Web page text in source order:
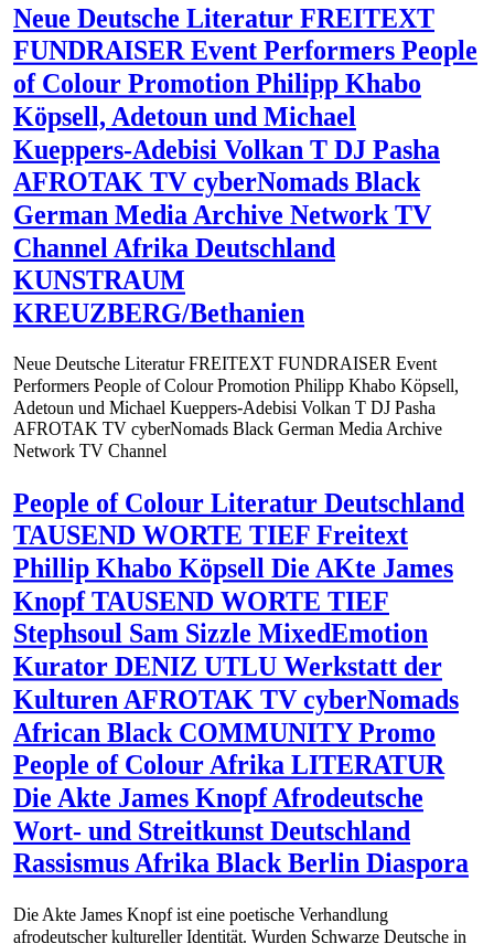
Neue Deutsche Literatur FREITEXT
FUNDRAISER Event Performers People
of Colour Promotion Philipp Khabo
Köpsell, Adetoun und Michael
Kueppers-Adebisi Volkan T DJ Pasha
AFROTAK TV cyberNomads Black
German Media Archive Network TV
Channel Afrika Deutschland
KUNSTRAUM
KREUZBERG/Bethanien
Neue Deutsche Literatur FREITEXT FUNDRAISER Event
Performers People of Colour Promotion Philipp Khabo Köpsell,
Adetoun und Michael Kueppers-Adebisi Volkan T DJ Pasha
AFROTAK TV cyberNomads Black German Media Archive
Network TV Channel
People of Colour Literatur Deutschland
TAUSEND WORTE TIEF Freitext
Phillip Khabo Köpsell Die AKte James
Knopf TAUSEND WORTE TIEF
Stephsoul Sam Sizzle MixedEmotion
Kurator DENIZ UTLU Werkstatt der
Kulturen AFROTAK TV cyberNomads
African Black COMMUNITY Promo
People of Colour Afrika LITERATUR
Die Akte James Knopf Afrodeutsche
Wort- und Streitkunst Deutschland
Rassismus Afrika Black Berlin Diaspora
Die Akte James Knopf ist eine poetische Verhandlung
afrodeutscher kultureller Identität. Wurden Schwarze Deutsche in